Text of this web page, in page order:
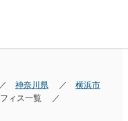
神奈川県
横浜市
ィス一覧